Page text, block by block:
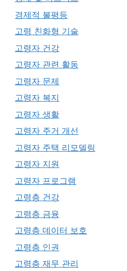
경제적 불평등
고령 친화형 기술
고령자 건강
고령자 관련 활동
고령자 문제
고령자 복지
고령자 생활
고령자 주거 개선
고령자 주택 리모델링
고령자 지원
고령자 프로그램
고령층 건강
고령층 금융
고령층 데이터 보호
고령층 인권
고령층 재무 관리